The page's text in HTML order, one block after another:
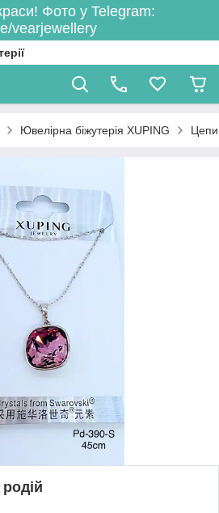
Фото у Telegram:
vearjewellery
Ювелірна біжутерія XUPING